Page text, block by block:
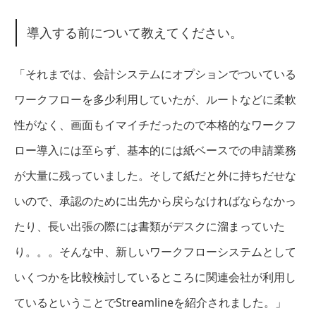
導入する前について教えてください。
「それまでは、会計システムにオプションでついている
ワークフローを多少利用していたが、ルートなどに柔軟
性がなく、画面もイマイチだったので本格的なワークフ
ロー導入には至らず、基本的には紙ベースでの申請業務
が大量に残っていました。そして紙だと外に持ちだせな
いので、承認のために出先から戻らなければならなかっ
たり、長い出張の際には書類がデスクに溜まっていた
り。。。そんな中、新しいワークフローシステムとして
いくつかを比較検討しているところに関連会社が利用し
ているということでStreamlineを紹介されました。」